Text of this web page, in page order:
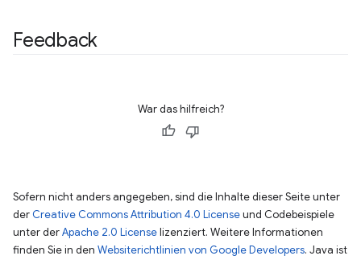
Feedback
War das hilfreich?
Sofern nicht anders angegeben, sind die Inhalte dieser Seite unter
der Creative Commons Attribution 4.0 Licenseund Codebeispiele
unter derApache 2.0 Licenselizenziert. Weitere Informationen
finden Sie in den Websiterichtlinien von Google Developers. Java ist